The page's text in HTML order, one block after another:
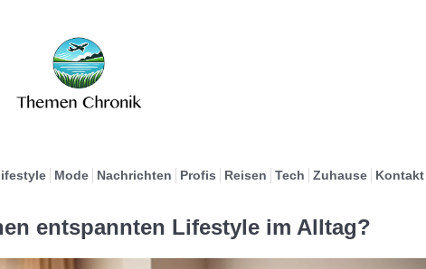
Mode Nachrichten Profis Reisen Tech Zuhause Kontakt
entspannten Lifestyle im Alltag?